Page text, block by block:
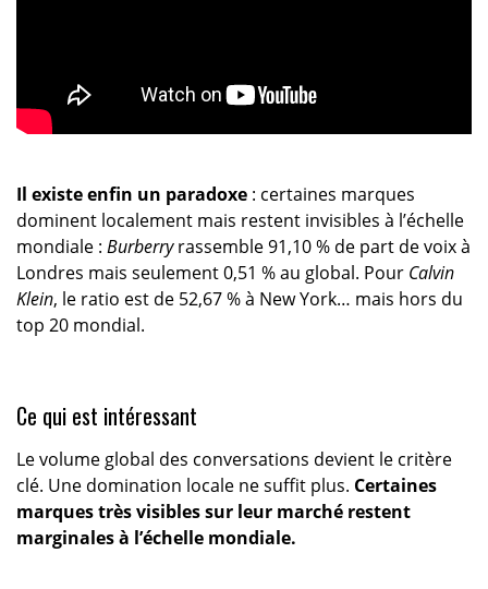
Il existe enfin un paradoxe : certaines marques
dominent localement mais restent invisibles à l’échelle
mondiale : Burberryrassemble 91,10 % de part de voix à
Londres mais seulement 0,51 % au global. Pour Calvin
Klein, le ratio est de 52,67 % à New York… mais hors du
top 20 mondial.
Ce qui est intéressant
Le volume global des conversations devient le critère
clé. Une domination locale ne suffit plus. Certaines
marques très visibles sur leur marché restent
marginales à l’échelle mondiale.